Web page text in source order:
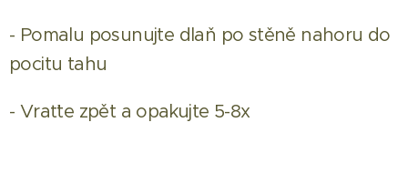
- Pomalu posunujte dlaň po stěně nahoru do
pocitu tahu
- Vraťte zpět a opakujte 5-8x